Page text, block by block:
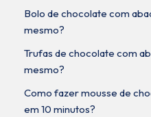
Bolo de chocolate com
mesmo?
Trufas de chocolate com
mesmo?
Como fazer mousse de
em 10 minutos?